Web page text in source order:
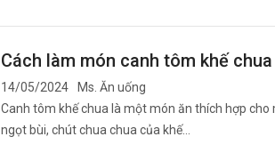
Cách làm món canh tôm khế chua
14/05/2024
Ms. Ăn uống
Canh tôm khế chua là một món ăn thích hợp
ngọt bùi, chút chua chua của khế…